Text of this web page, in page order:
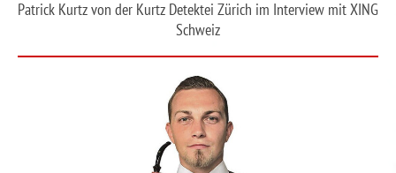
Patrick Kurtz von der Kurtz Detektei Zürich im Interview mit XING
Schweiz